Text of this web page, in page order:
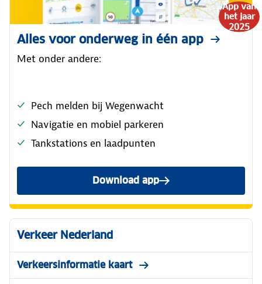
App van
het jaar
2025
Alles voor onderweg in één app
Met onder andere:
Pech melden bij Wegenwacht
Navigatie en mobiel parkeren
Tankstations en laadpunten
Download app
Verkeer Nederland
Verkeersinformatie kaart